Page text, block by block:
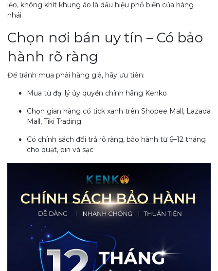
lẻo, không khít khung áo là dấu hiệu phổ biến của hàng
nhái.
Chọn nơi bán uy tín – Có bảo
hành rõ ràng
Để tránh mua phải hàng giả, hãy ưu tiên:
Mua từ đại lý ủy quyền chính hãng Kenko
Chọn gian hàng có tick xanh trên Shopee Mall, Lazada
Mall, Tiki Trading
Có chính sách đổi trả rõ ràng, bảo hành từ 6–12 tháng
cho quạt, pin và sạc